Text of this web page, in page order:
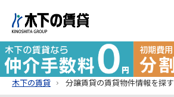
木下の賃貸 分譲賃貸の賃貸物件情報を探す